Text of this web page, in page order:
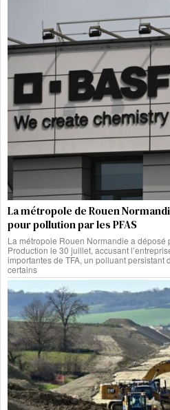
La métropole de Rouen
pour pollution par les PFAS
La métropole Rouen Normandie a déposé
Production le 30 juillet, accusant
importantes de TFA, un polluant persistant
certains